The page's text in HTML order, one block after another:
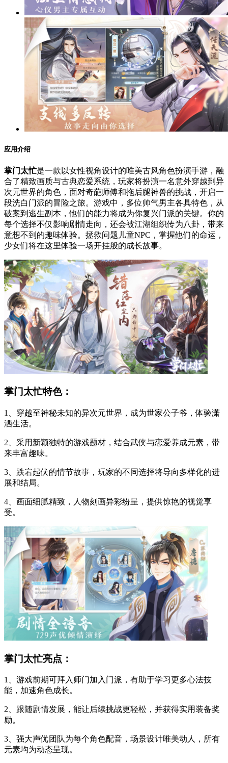
应用介绍
掌门太忙是一款以女性视角设计的唯美古风角色扮演手游，融
合了精致画质与古典恋爱系统，玩家将扮演一名意外穿越到异
次元世界的角色，面对奇葩师傅和拖后腿神兽的挑战，开启一
段洗白门派的冒险之旅。游戏中，多位帅气男主各具特色，从
破案到逃生副本，他们的能力将成为你复兴门派的关键。你的
每个选择不仅影响剧情走向，还会被江湖组织传为八卦，带来
意想不到的趣味体验。拯救问题儿童NPC，掌握他们的命运，
少女们将在这里体验一场开挂般的成长故事。
掌门太忙特色：
1、穿越至神秘未知的异次元世界，成为世家公子爷，体验潇
洒生活。
2、采用新颖独特的游戏题材，结合武侠与恋爱养成元素，带
来丰富趣味。
3、跌宕起伏的情节故事，玩家的不同选择将导向多样化的进
展和结局。
4、画面细腻精致，人物刻画异彩纷呈，提供惊艳的视觉享
受。
掌门太忙亮点：
1、游戏前期可拜入师门加入门派，有助于学习更多心法技
能，加速角色成长。
2、跟随剧情发展，能让后续挑战更轻松，并获得实用装备奖
励。
3、强大声优团队为每个角色配音，场景设计唯美动人，所有
元素均为动态呈现。